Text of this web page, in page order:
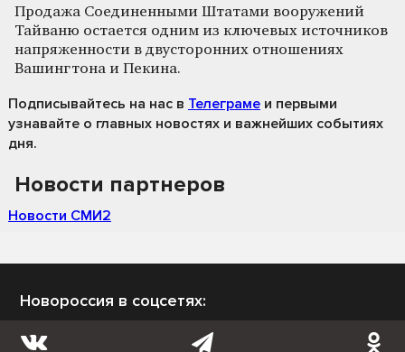
Продажа Соединенными Штатами вооружений
Тайваню остается одним из ключевых источников
напряженности в двусторонних отношениях
Вашингтона и Пекина.
Подписывайтесь на нас в Телеграме и первыми
узнавайте о главных новостях и важнейших событиях
дня.
Новости партнеров
Новости СМИ2
Новороссия в соцсетях: